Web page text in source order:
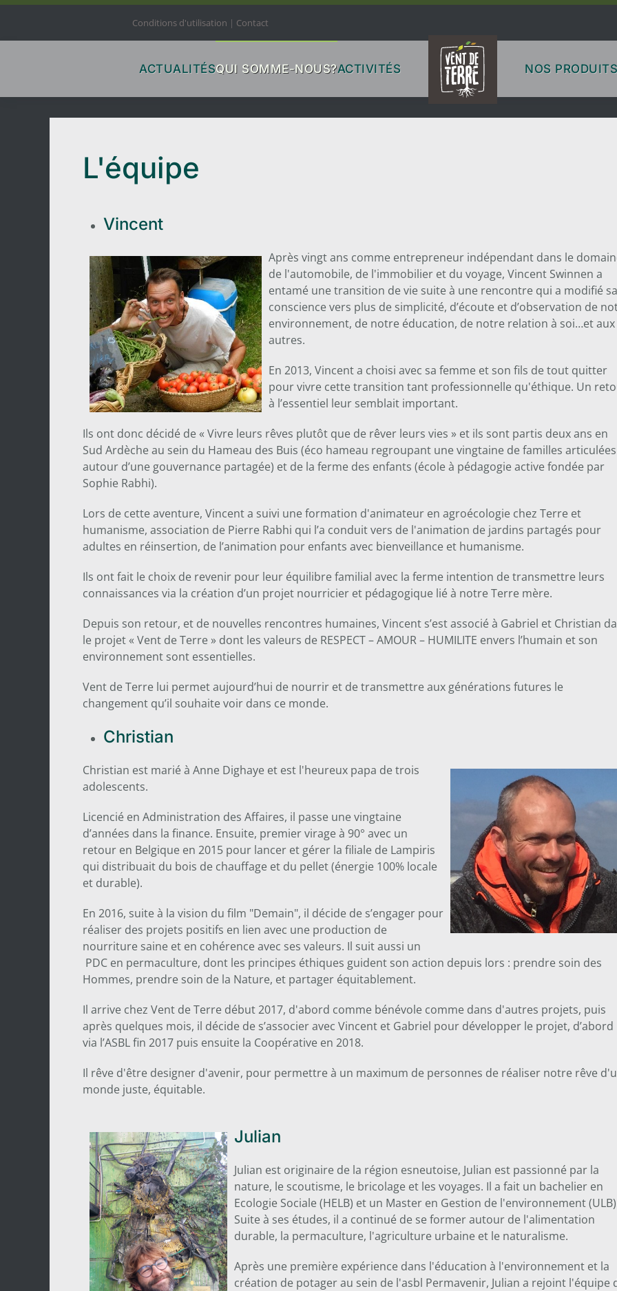
Accéder au contenu principal
Conditions d'utilisation | Contact
ACTUALITÉSQUI SOMME-NOUS?ACTIVITÉS NOS PRODUITS
L'équipe
Vincent
Après vingt ans comme entrepreneur indépendant dans le
de l'automobile, de l'immobilier et du voyage, Vincent Swinnen a
entamé une transition de vie suite à une rencontre qui a modifié sa
conscience vers plus de simplicité, d’écoute et d’observation de
environnement, de notre éducation, de notre relation à soi…et aux
autres.
En 2013, Vincent a choisi avec sa femme et son fils de tout quitter
pour vivre cette transition tant professionnelle qu'éthique. Un
à l’essentiel leur semblait important.
Ils ont donc décidé de « Vivre leurs rêves plutôt que de rêver leurs vies » et ils sont partis deux ans en
Sud Ardèche au sein du Hameau des Buis (éco hameau regroupant une vingtaine de familles articulées
autour d’une gouvernance partagée) et de la ferme des enfants (école à pédagogie active fondée par
Sophie Rabhi).
Lors de cette aventure, Vincent a suivi une formation d'animateur en agroécologie chez Terre et
humanisme, association de Pierre Rabhi qui l’a conduit vers de l'animation de jardins partagés pour
adultes en réinsertion, de l’animation pour enfants avec bienveillance et humanisme.
Ils ont fait le choix de revenir pour leur équilibre familial avec la ferme intention de transmettre leurs
connaissances via la création d’un projet nourricier et pédagogique lié à notre Terre mère.
Depuis son retour, et de nouvelles rencontres humaines, Vincent s’est associé à Gabriel et Christian
le projet « Vent de Terre » dont les valeurs de RESPECT – AMOUR – HUMILITE envers l’humain et son
environnement sont essentielles.
Vent de Terre lui permet aujourd’hui de nourrir et de transmettre aux générations futures le
changement qu’il souhaite voir dans ce monde.
Christian
Christian est marié à Anne Dighaye et est l'heureux papa de trois
adolescents.
Licencié en Administration des Affaires, il passe une vingtaine
d’années dans la finance. Ensuite, premier virage à 90° avec un
retour en Belgique en 2015 pour lancer et gérer la filiale de Lampiris
qui distribuait du bois de chauffage et du pellet (énergie 100% locale
et durable).
En 2016, suite à la vision du film "Demain", il décide de s’engager pour
réaliser des projets positifs en lien avec une production de
nourriture saine et en cohérence avec ses valeurs. Il suit aussi un
PDC en permaculture, dont les principes éthiques guident son action depuis lors : prendre soin des
Hommes, prendre soin de la Nature, et partager équitablement.
Il arrive chez Vent de Terre début 2017, d'abord comme bénévole comme dans d'autres projets, puis
après quelques mois, il décide de s’associer avec Vincent et Gabriel pour développer le projet, d’abord
via l’ASBL fin 2017 puis ensuite la Coopérative en 2018.
Il rêve d'être designer d'avenir, pour permettre à un maximum de personnes de réaliser notre rêve
monde juste, équitable.
Julian
Julian est originaire de la région esneutoise, Julian est passionné par la
nature, le scoutisme, le bricolage et les voyages. Il a fait un bachelier en
Ecologie Sociale (HELB) et un Master en Gestion de l'environnement
Suite à ses études, il a continué de se former autour de l'alimentation
durable, la permaculture, l'agriculture urbaine et le naturalisme.
Après une première expérience dans l'éducation à l'environnement et la
création de potager au sein de l'asbl Permavenir, Julian a rejoint l'équipe